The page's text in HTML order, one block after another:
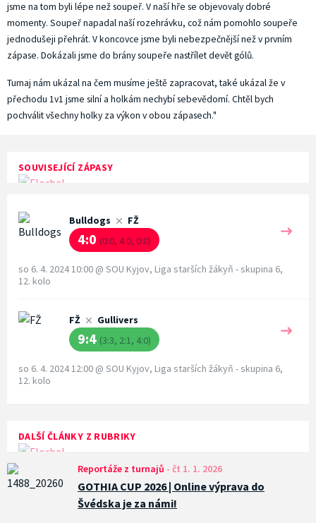
SOUVISEJÍCÍ ZÁPASY
Bulldogs FŽ
4:0 (0:0, 4:0, 0:0)
so 6. 4. 2024 10:00 @ SOU Kyjov, Liga starších žákyň - skupina 6,
12. kolo
FŽ Gullivers
9:4 (3:3, 2:1, 4:0)
so 6. 4. 2024 12:00 @ SOU Kyjov, Liga starších žákyň - skupina 6,
12. kolo
DALŠÍ ČLÁNKY Z RUBRIKY
Reportáže z turnajů - čt 1. 1. 2026
GOTHIA CUP 2026 | Online výprava do
Švédska je za námi!
jsme na tom byli lépe než soupeř. V naší hře se objevovaly dobré
momenty. Soupeř napadal naší rozehrávku, což nám pomohlo soupeře
jednodušeji přehrát. V koncovce jsme byli nebezpečnější než v prvním
zápase. Dokázali jsme do brány soupeře nastřílet devět gólů.
Turnaj nám ukázal na čem musíme ještě zapracovat, také ukázal že v
přechodu 1v1 jsme silní a holkám nechybí sebevědomí. Chtěl bych
pochválit všechny holky za výkon v obou zápasech."